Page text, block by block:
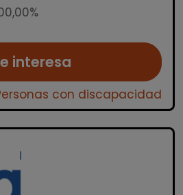
interesa
con discapacidad